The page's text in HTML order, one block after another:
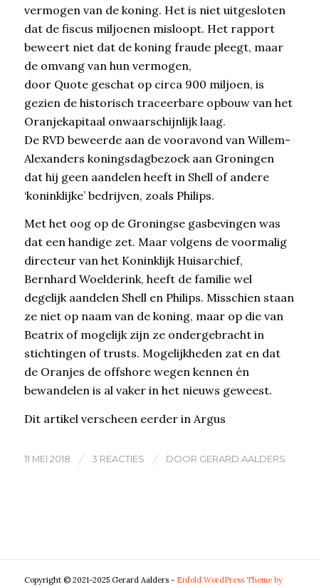
vermogen van de koning. Het is niet uitgesloten
dat de fiscus miljoenen misloopt. Het rapport
beweert niet dat de koning fraude pleegt, maar
de omvang van hun vermogen,
door Quote geschat op circa 900 miljoen, is
gezien de historisch traceerbare opbouw van het
Oranjekapitaal onwaarschijnlijk laag.
De RVD beweerde aan de vooravond van Willem-
Alexanders koningsdagbezoek aan Groningen
dat hij geen aandelen heeft in Shell of andere
‘koninklijke’ bedrijven, zoals Philips.
Met het oog op de Groningse gasbevingen was
dat een handige zet. Maar volgens de voormalig
directeur van het Koninklijk Huisarchief,
Bernhard Woelderink, heeft de familie wel
degelijk aandelen Shell en Philips. Misschien staan
ze niet op naam van de koning, maar op die van
Beatrix of mogelijk zijn ze ondergebracht in
stichtingen of trusts. Mogelijkheden zat en dat
de Oranjes de offshore wegen kennen én
bewandelen is al vaker in het nieuws geweest.
Dit artikel verscheen eerder in Argus
11 MEI 2018 / 3 REACTIES / DOOR GERARD AALDERS
Copyright © 2021-2025 Gerard Aalders - Enfold WordPress Theme by